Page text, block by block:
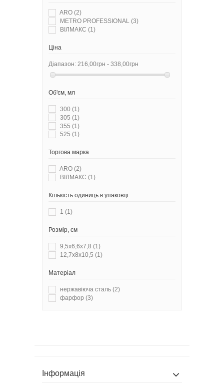
ARO (2)
METRO PROFESSIONAL (3)
ВІЛМАКС (1)
Ціна
Діапазон: 216,00грн - 338,00грн
Об'єм, мл
300 (1)
305 (1)
355 (1)
525 (1)
Торгова марка
ARO (2)
ВІЛМАКС (1)
Кількість одиниць в упаковці
1 (1)
Розмір, см
9,5x6,6x7,8 (1)
12,7x8x10,5 (1)
Матеріал
нержавіюча сталь (2)
фарфор (3)
Інформація